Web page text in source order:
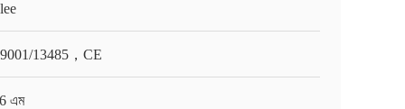
13485，CE
6 এম